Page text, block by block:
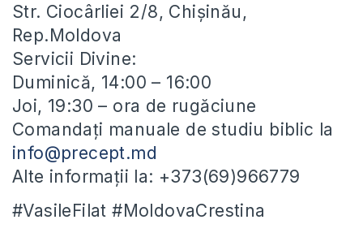
Str. Ciocârliei 2/8, Chișinău,
Rep.Moldova
Servicii Divine:
Duminică, 14:00 – 16:00
Joi, 19:30 – ora de rugăciune
Comandați manuale de studiu biblic la
info@precept.md
Alte informații la: +373(69)966779
#VasileFilat #MoldovaCrestina